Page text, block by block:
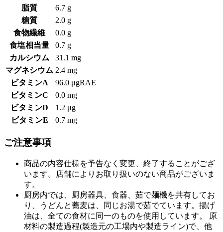
脂質
6.7 g
糖質
2.0 g
食物繊維
0.0 g
食塩相当量
0.7 g
カルシウム
31.1 mg
マグネシウム 2.4 mg
ビタミンA
96.0 μgRAE
ビタミンC
0.0 mg
ビタミンD
1.2 μg
ビタミンE
0.7 mg
ご注意事項
商品の内容仕様を予告なく変更、終了することがござ
います。店舗によりお取り扱いのない商品がございま
す。
厨房内では、厨房器具、食器、茹で麺機を共有してお
り、うどんと蕎麦は、同じお湯で茹でています。揚げ
油は、全ての食材に同一のものを使用しています。 原
材料の製造過程(製造元の工場内や製造ライン)で、他